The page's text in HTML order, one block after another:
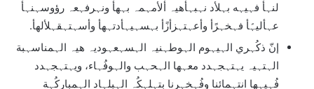
لنہأ فہيہه بہلأد نہبہأهيہ ألأمہمہ بہهأ ونہرفہعہ رؤوسہنہأ
عہأليہًأ فہخہرًأ وأعہتہزأزًأ بہسہيہأدتہهأ وأسہتہقہلألهأ.
إنّ ذكُہري الہيہوم الہوطہنيہ الہسہعہوديہ هيہ الہمناسہبة
الہتہيہ يہتہجہدد معہها الہحہب والہوفُہاء، ويہتہجہدد
فُہيہها انتہمائنا وفُہخہرنا بتہلہكُہ الہبلہاد الہمباركُہة